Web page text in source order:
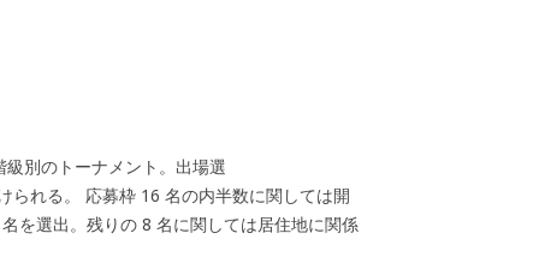
別のトーナメント。出場選
られる。 応募枠 16 名の内半数に関しては開
を選出。残りの 8 名に関しては居住地に関係